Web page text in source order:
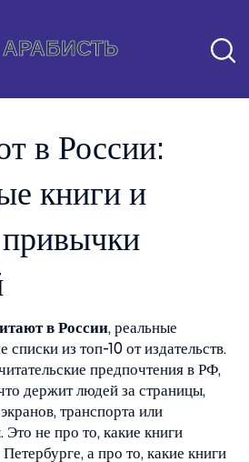
в России:
книги и
в России, реальные
списки из топ-10 от издательств.
предпочтения в РФ,
держит людей за страницы,
транспорта или
Это не про то, какие книги
а про то, какие книги